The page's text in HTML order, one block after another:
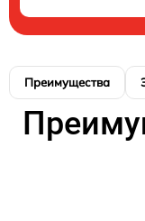
Преимущества